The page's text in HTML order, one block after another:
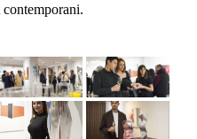
contemporani.